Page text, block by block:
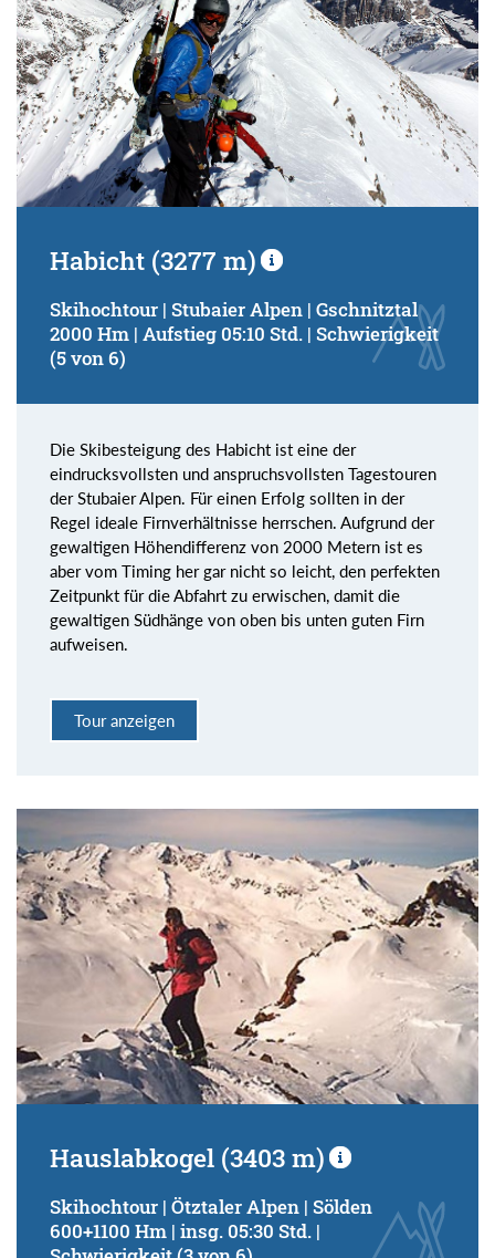
Habicht (3277 m)
Skihochtour | Stubaier Alpen | Gschnitztal
2000 Hm | Aufstieg 05:10 Std. | Schwierigkeit
(5 von 6)
Die Skibesteigung des Habicht ist eine der
eindrucksvollsten und anspruchsvollsten Tagestouren
der Stubaier Alpen. Für einen Erfolg sollten in der
Regel ideale Firnverhältnisse herrschen. Aufgrund der
gewaltigen Höhendifferenz von 2000 Metern ist es
aber vom Timing her gar nicht so leicht, den perfekten
Zeitpunkt für die Abfahrt zu erwischen, damit die
gewaltigen Südhänge von oben bis unten guten Firn
aufweisen.
Tour anzeigen
Hauslabkogel (3403 m)
Skihochtour | Ötztaler Alpen | Sölden
600+1100 Hm | insg. 05:30 Std. |